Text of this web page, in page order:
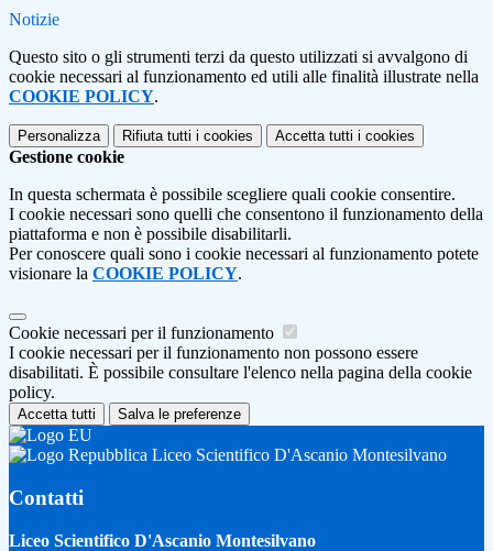
Notizie
Questo sito o gli strumenti terzi da questo utilizzati si avvalgono di
cookie necessari al funzionamento ed utili alle finalità illustrate nella
COOKIE POLICY.
Personalizza Rifiuta tutti i cookies Accetta tutti i cookies
Gestione cookie
In questa schermata è possibile scegliere quali cookie consentire.
I cookie necessari sono quelli che consentono il funzionamento della
piattaforma e non è possibile disabilitarli.
Per conoscere quali sono i cookie necessari al funzionamento potete
visionare la COOKIE POLICY.
Cookie necessari per il funzionamento
I cookie necessari per il funzionamento non possono essere
disabilitati. È possibile consultare l'elenco nella pagina della cookie
policy.
Accetta tutti Salva le preferenze
Liceo Scientifico D'Ascanio Montesilvano
Contatti
Liceo Scientifico D'Ascanio Montesilvano